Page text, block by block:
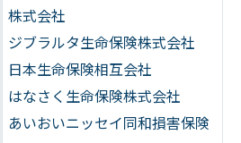
株式会社
ジブラルタ生命保険株式会社
日本生命保険相互会社
はなさく生命保険株式会社
あいおいニッセイ同和損害保険